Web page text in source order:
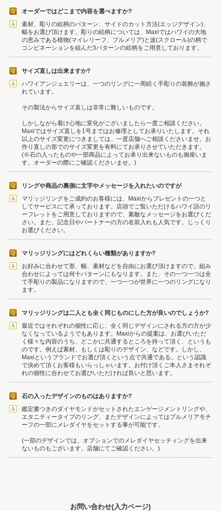
オーダーではどこまで内容を選べますか?
素材、彫りの絵柄のパターン、サイドのカット方法(エッジデザイン)、
幅をお選び頂けます。彫りの絵柄については、Maxiではハワイの大地
の恵みである植物(マイレリーフ、プルメリア)と波(スクロール)の柄で
コンビネーションを組んだ3パターンの絵柄をご用意しております。
サイズ直しは出来ますか?
ハワイアンジュエリーは、一つのリングに一周続く手彫りの装飾が施さ
れています。
その製法からサイズ直しは非常に難しいものです。
しかしながら着け心地に変化がございましたら一度ご相談ください。
Maxiではサイズ直しを1号まではお修理としてお承りいたします。それ
以上のサイズ変更につきましては、一度店舗へご相談くださいませ。お
作り直しの形でのサイズ変更を有料にてお承りさせていただきます。
(※石の入ったものや一部商品によってお承り出来ないものも御座いま
す。オーダーの際にご確認くださいませ。)
リングや商品の裏側に文字やメッセージを入れたいのですが
マリッジリングをご成約のお客様には、Maxiからプレゼントの一つと
してサービスにて承っております。店頭でご覧いただけるハワイ語のリ
ーフレットをご用意しておりますので、素敵なメッセージをお選びくだ
さい。また、記念日やパートナーの方の名前入れも人気です。じっくり
お選びください。
マリッジリングにはどれくらい種類がありますか?
お好みに合わせて形、幅、素材などを自由にお選び頂けますので、組み
合わせによっては何十パターンにもなります。また、その一つ一つは全
て手彫りの製品になりますので、一つ一つが世界に一つのリングになり
ます。
マリッジリングは二人とも全く同じものにした方が良いのでしょうか?
最近ではそれぞれの個性に応じ、全く同じデザインにされる方の方が少
なくなっているようでもあります。Maxiからの提案は、お選びいただ
く様々な内容のうち、どこかに共通するところを持って頂く、というも
のです。例えば素材、もしくは彫りのデザイン、などです。しかし、
Maxiというブランドでお選び頂くという点で共通である。という認識
で決めて頂くお客様もいらっしゃいます。お付け頂くご本人さまそれぞ
れの個性に合わせてお選びいただければ良いと思います。
石の入ったデザインのものはありますか?
鑑定書つきのダイヤモンドがセットされたエンゲージメントリングや、
エタニティータイプのリング、またデザインによってはプルメリアモチ
ーフの一部にメレダイヤをセットする事が可能です。
(一部のデザインでは、オプションでのメレダイヤセッティングを出来
ないものもございます。店舗にてご確認ください。)
お問い合わせ(入力ページ)